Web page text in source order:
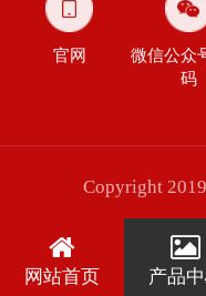
官网
微信公众
码
Copyright
网站首页 产品